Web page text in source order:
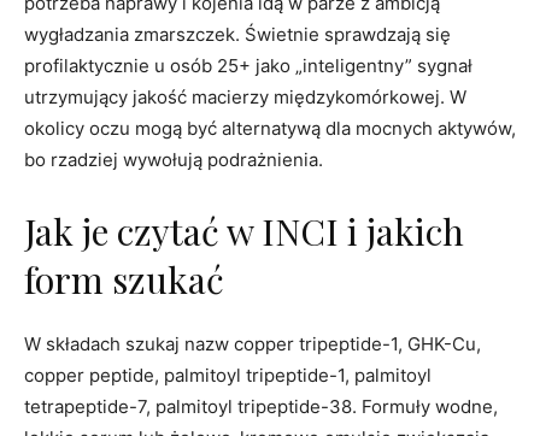
wygładzania zmarszczek. Świetnie sprawdzają się
profilaktycznie u osób 25+ jako „inteligentny” sygnał
utrzymujący jakość macierzy międzykomórkowej. W
okolicy oczu mogą być alternatywą dla mocnych aktywów,
bo rzadziej wywołują podrażnienia.
Jak je czytać w INCI i jakich
form szukać
W składach szukaj nazw copper tripeptide-1, GHK-Cu,
copper peptide, palmitoyl tripeptide-1, palmitoyl
tetrapeptide-7, palmitoyl tripeptide-38. Formuły wodne,